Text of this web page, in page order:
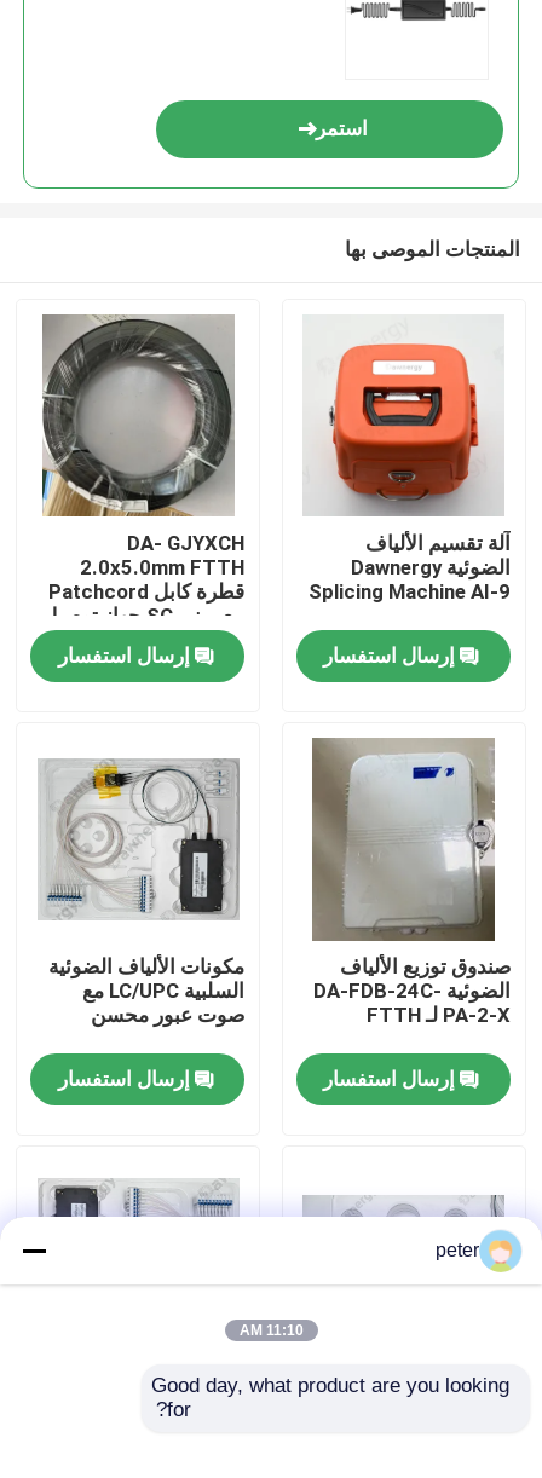
الصفحة الرئيسية
منتجات
أشرطة فيديو
معلومات عنا
جولة في المعمل
اتصل بنا
حالات
استمر
المنتجات الموصى بها
آلة تقسيم الألياف
الضوئية Dawnergy
Splicing Machine AI-9
إرسال استفسار
DA- GJYXCH
2.0x5.0mm FTTH
قطرة كابل Patchcord
مع ميني SC جهاز توصيل
مضاد للماء والمتصل من
خلال الأنابيبإرسال استفسار
صندوق توزيع الألياف
الضوئية DA-FDB-24C-
PA-2-X لـ FTTH
إرسال استفسار
مكونات الألياف الضوئية
السلبية LC/UPC مع
صوت عبور محسن
إرسال استفسار
40CH G652D 0 ~
المكونات السلبية للألياف
peter
11:10 AM
Good day, what product are you looking
for?